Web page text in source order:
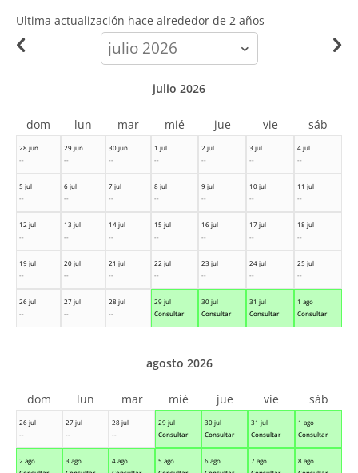
Ultima actualización hace alrededor de 2 años
calendar-
month
28 jun
--
29 jun
--
30 jun
--
1 jul
--
2 jul
--
3 jul
--
4 jul
--
5 jul
--
6 jul
--
7 jul
--
8 jul
--
9 jul
--
10 jul
--
11 jul
--
12 jul
--
13 jul
--
14 jul
--
15 jul
--
16 jul
--
17 jul
--
18 jul
--
19 jul
--
20 jul
--
21 jul
--
22 jul
--
23 jul
--
24 jul
--
25 jul
--
26 jul
--
27 jul
--
28 jul
--
29 jul
Consultar
30 jul
Consultar
31 jul
Consultar
1 ago
Consultar
julio 2026
dom lun mar mié jue vie sáb
26 jul
--
27 jul
--
28 jul
--
29 jul
Consultar
30 jul
Consultar
31 jul
Consultar
1 ago
Consultar
2 ago
3 ago
4 ago
5 ago
6 ago
7 ago
8 ago
agosto 2026
dom lun mar mié jue vie sáb